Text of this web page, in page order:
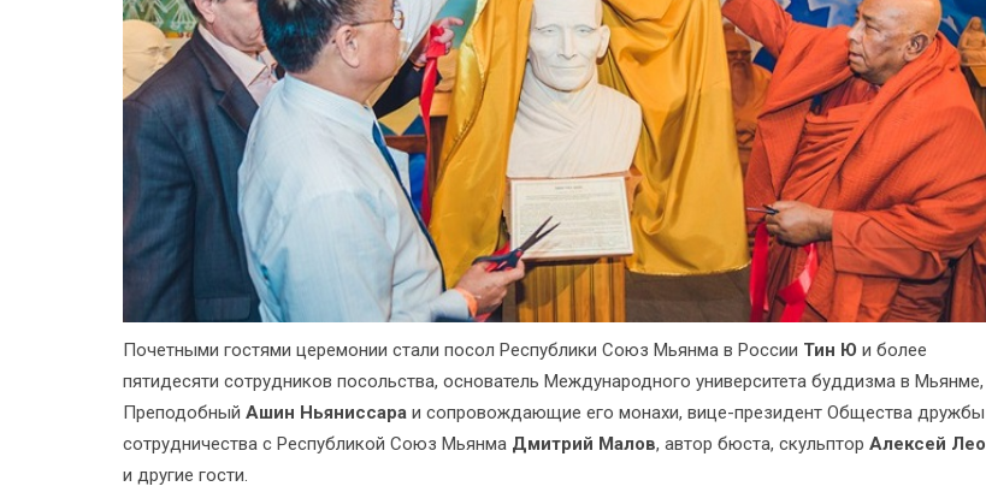
Почетными гостями церемонии стали посол Республики Союз Мьянма в России Тин Ю и более
пятидесяти сотрудников посольства, основатель Международного университета буддизма в Мьянме,
Преподобный Ашин Ньяниссара и сопровождающие его монахи, вице-президент Общества
сотрудничества с Республикой Союз Мьянма Дмитрий Малов, автор бюста, скульптор Алексей
и другие гости.